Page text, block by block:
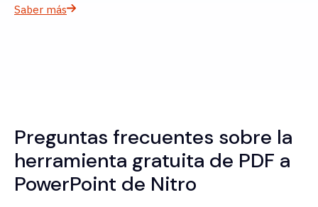
Saber más
Preguntas frecuentes sobre la
herramienta gratuita de PDF a
PowerPoint de Nitro